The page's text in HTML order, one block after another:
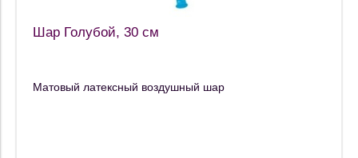
Шар Голубой, 30 см
Матовый латексный воздушный шар